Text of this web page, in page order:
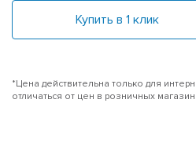
Купить в 1 клик
*Цена действительна только для
отличаться от цен в розничных